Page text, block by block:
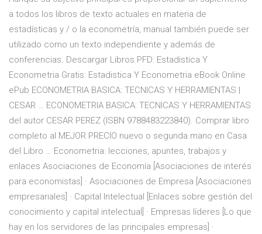
a todos los libros de texto actuales en materia de
estadísticas y / o la econometría, manual también puede ser
utilizado como un texto independiente y además de
conferencias. Descargar Libros PFD: Estadistica Y
Econometria Gratis: Estadistica Y Econometria eBook Online
ePub ECONOMETRIA BASICA: TECNICAS Y HERRAMIENTAS |
CESAR … ECONOMETRIA BASICA: TECNICAS Y HERRAMIENTAS
del autor CESAR PEREZ (ISBN 9788483223840). Comprar libro
completo al MEJOR PRECIO nuevo o segunda mano en Casa
del Libro … Econometria: lecciones, apuntes, trabajos y
enlaces Asociaciones de Economía [Asociaciones de interés
para economistas] · Asociaciones de Empresa [Asociaciones
empresariales] · Capital Intelectual [Enlaces sobre gestión del
conocimiento y capital intelectual] · Empresas líderes [Lo que
hay en los servidores de las principales empresas] ·